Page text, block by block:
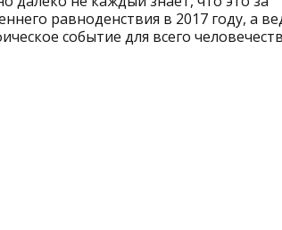
равноденствия в 2017 году, а
событие для всего